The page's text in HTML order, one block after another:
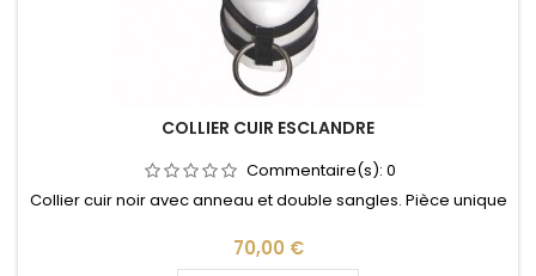
COLLIER CUIR ESCLANDRE
Commentaire(s): 0
Collier cuir noir avec anneau et double sangles. Pièce unique
Prix
70,00 €